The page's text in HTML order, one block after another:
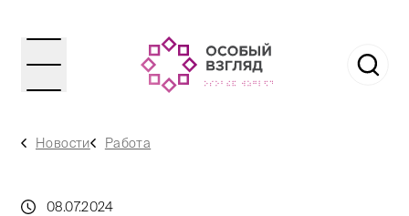
Новости Работа
08.07.2024